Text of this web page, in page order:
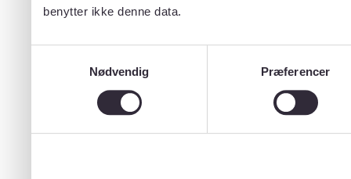
benytter ikke denne data.
Nødvendig
Præferencer